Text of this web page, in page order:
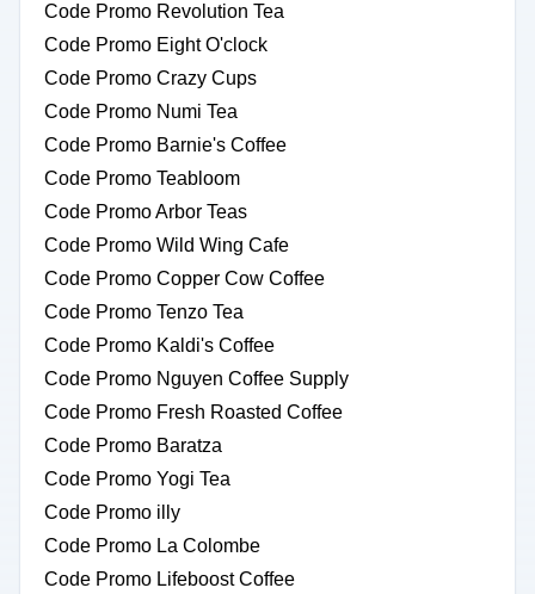
Code Promo Revolution Tea
Code Promo Eight O'clock
Code Promo Crazy Cups
Code Promo Numi Tea
Code Promo Barnie's Coffee
Code Promo Teabloom
Code Promo Arbor Teas
Code Promo Wild Wing Cafe
Code Promo Copper Cow Coffee
Code Promo Tenzo Tea
Code Promo Kaldi's Coffee
Code Promo Nguyen Coffee Supply
Code Promo Fresh Roasted Coffee
Code Promo Baratza
Code Promo Yogi Tea
Code Promo illy
Code Promo La Colombe
Code Promo Lifeboost Coffee